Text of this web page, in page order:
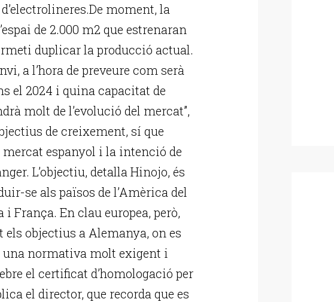
moment, la
de 2.000 m2 que estrenaran
duplicar la producció actual.
a l’hora de preveure com serà
el 2024 i quina capacitat de
molt de l’evolució del mercat”,
de creixement, sí que
espanyol i la intenció de
L’objectiu, detalla Hinojo, és
se als països de l’Amèrica del
França. En clau europea, però,
els objectius a Alemanya, on es
una normativa molt exigent i
el certificat d’homologació per
el director, que recorda que es